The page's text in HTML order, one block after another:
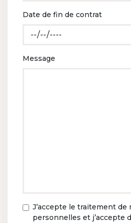
Date de fin de contrat
Message
J’accepte le traitement de
personnelles et j’accepte